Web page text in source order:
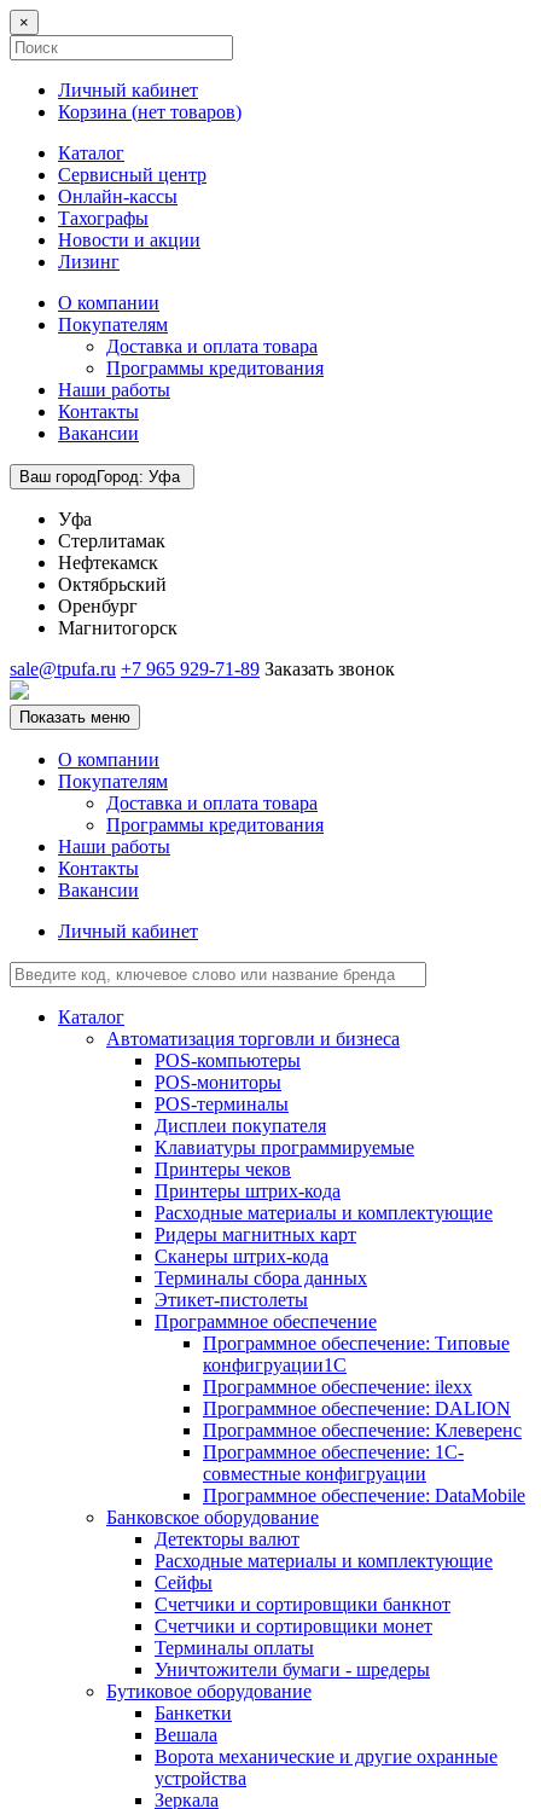
×
Личный кабинет
Корзина (нет товаров)
Каталог
Сервисный центр
Онлайн-кассы
Тахографы
Новости и акции
Лизинг
О компании
Покупателям
Доставка и оплата товара
Программы кредитования
Наши работы
Контакты
Вакансии
Ваш городГород: Уфа
Уфа
Стерлитамак
Нефтекамск
Октябрьский
Оренбург
Магнитогорск
sale@tpufa.ru +7 965 929-71-89 Заказать звонок
Показать меню
О компании
Покупателям
Доставка и оплата товара
Программы кредитования
Наши работы
Контакты
Вакансии
Личный кабинет
Каталог
Автоматизация торговли и бизнеса
POS-компьютеры
POS-мониторы
POS-терминалы
Дисплеи покупателя
Клавиатуры программируемые
Принтеры чеков
Принтеры штрих-кода
Расходные материалы и комплектующие
Ридеры магнитных карт
Сканеры штрих-кода
Терминалы сбора данных
Этикет-пистолеты
Программное обеспечение
Программное обеспечение: Типовые
конфигруации1С
Программное обеспечение: ilexx
Программное обеспечение: DALION
Программное обеспечение: Клеверенс
Программное обеспечение: 1С-
совместные конфигруации
Программное обеспечение: DataMobile
Банковское оборудование
Детекторы валют
Расходные материалы и комплектующие
Сейфы
Счетчики и сортировщики банкнот
Счетчики и сортировщики монет
Терминалы оплаты
Уничтожители бумаги - шредеры
Бутиковое оборудование
Банкетки
Вешала
Ворота механические и другие охранные
устройства
Зеркала